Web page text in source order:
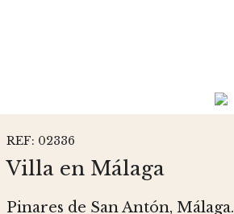
REF: 02336
Villa en Málaga
Pinares de San Antón, Málaga.